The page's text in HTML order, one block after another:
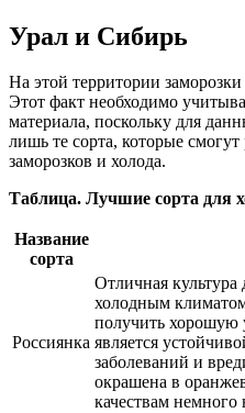
Урал и Сибирь
На этой территории
Этот факт необходимо
материала, поскольку для
лишь те сорта, которые смогут
заморозков и холода.
Таблица. Лучшие сорта для
Название
сорта
Россиянка
Отличная культура
холодным
получить хорошую
является
заболеваний и
окрашена в
качествам